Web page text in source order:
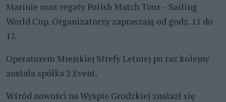
Marinie oraz regaty Polish Match Tour – Sailing
World Cup. Organizatorzy zapraszają od godz. 11 do
17.
Operatorem Miejskiej Strefy Letniej po raz kolejny
została spółka 2 Event.
Wśród nowości na Wyspie Grodzkiej znalazł się